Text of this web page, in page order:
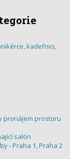
kadeřnici,
pronájem prostoru
salón
- Praha 1, Praha 2